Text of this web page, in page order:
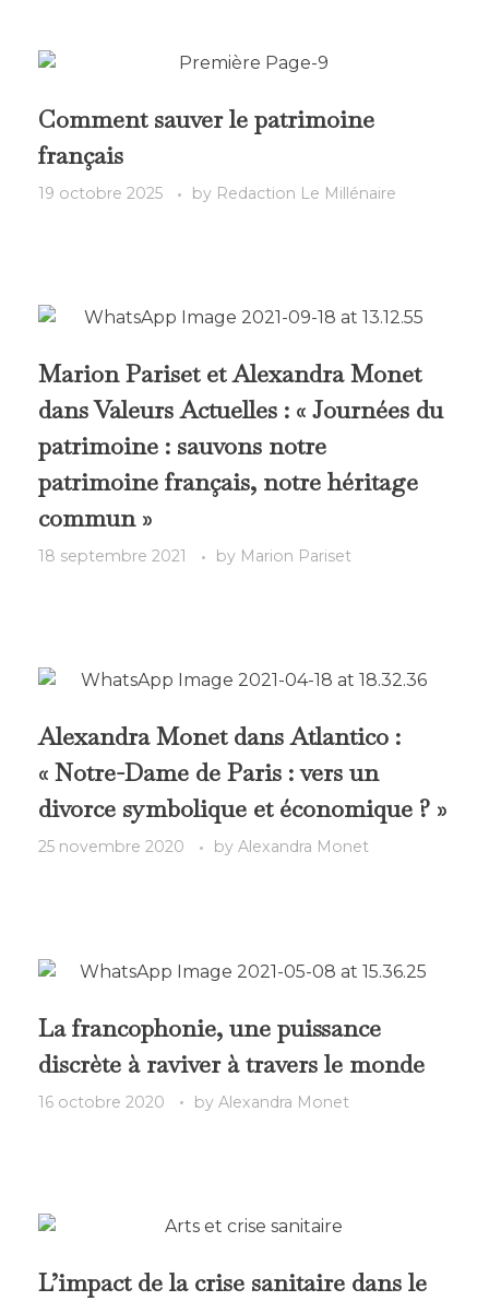
Comment sauver le patrimoine
français
19 octobre 2025 by Redaction Le Millénaire
Marion Pariset et Alexandra Monet
dans Valeurs Actuelles : « Journées du
patrimoine : sauvons notre
patrimoine français, notre héritage
commun »
18 septembre 2021 by Marion Pariset
Alexandra Monet dans Atlantico :
« Notre-Dame de Paris : vers un
divorce symbolique et économique ? »
25 novembre 2020 by Alexandra Monet
La francophonie, une puissance
discrète à raviver à travers le monde
16 octobre 2020 by Alexandra Monet
L’impact de la crise sanitaire dans le